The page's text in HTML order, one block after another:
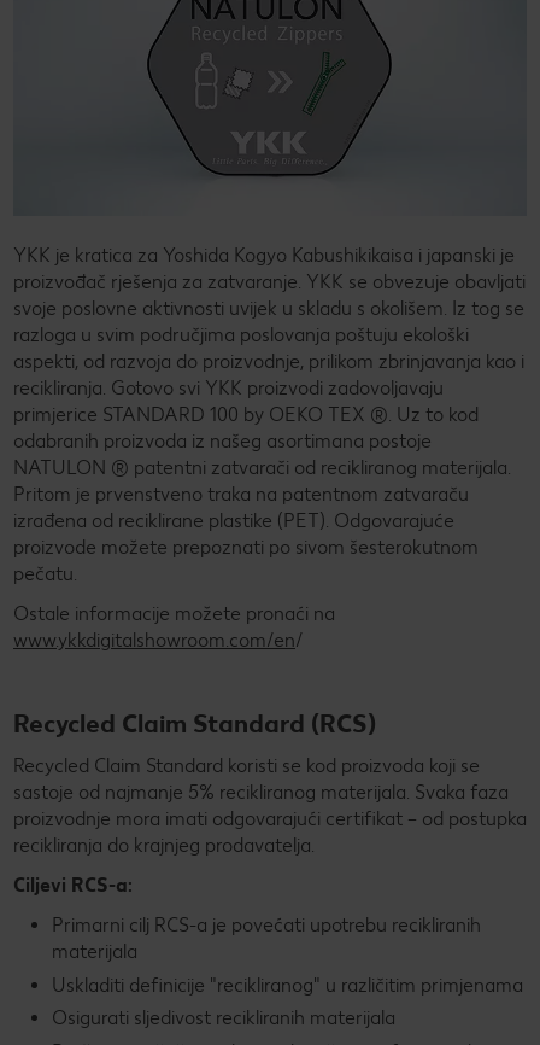
YKK je kratica za Yoshida Kogyo Kabushikikaisa i japanski je
proizvođač rješenja za zatvaranje. YKK se obvezuje obavljati
svoje poslovne aktivnosti uvijek u skladu s okolišem. Iz tog se
razloga u svim područjima poslovanja poštuju ekološki
aspekti, od razvoja do proizvodnje, prilikom zbrinjavanja kao i
recikliranja. Gotovo svi YKK proizvodi zadovoljavaju
primjerice STANDARD 100 by OEKO TEX ®. Uz to kod
odabranih proizvoda iz našeg asortimana postoje
NATULON ® patentni zatvarači od recikliranog materijala.
Pritom je prvenstveno traka na patentnom zatvaraču
izrađena od reciklirane plastike (PET). Odgovarajuće
proizvode možete prepoznati po sivom šesterokutnom
pečatu.
Ostale informacije možete pronaći na
www.ykkdigitalshowroom.com/en/
Recycled Claim Standard (RCS)
Recycled Claim Standard koristi se kod proizvoda koji se
sastoje od najmanje 5% recikliranog materijala. Svaka faza
proizvodnje mora imati odgovarajući certifikat – od postupka
recikliranja do krajnjeg prodavatelja.
Ciljevi RCS-a:
Primarni cilj RCS-a je povećati upotrebu recikliranih
materijala
Uskladiti definicije "recikliranog" u različitim primjenama
Osigurati sljedivost recikliranih materijala